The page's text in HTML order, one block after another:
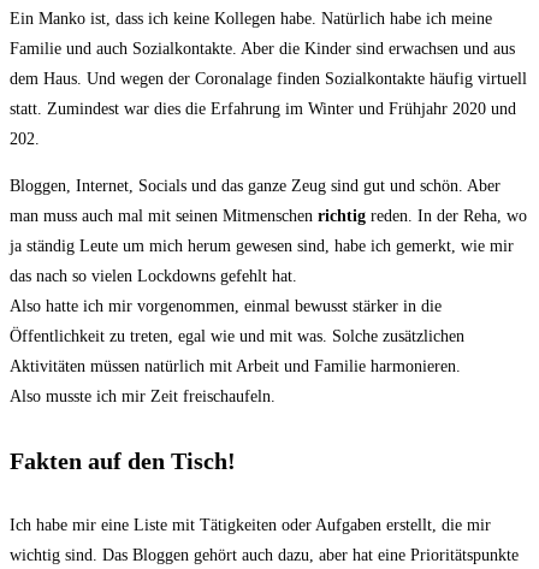
Ein Manko ist, dass ich keine Kollegen habe. Natürlich habe ich meine
Familie und auch Sozialkontakte. Aber die Kinder sind erwachsen und aus
dem Haus. Und wegen der Coronalage finden Sozialkontakte häufig virtuell
statt. Zumindest war dies die Erfahrung im Winter und Frühjahr 2020 und
202.
Bloggen, Internet, Socials und das ganze Zeug sind gut und schön. Aber
man muss auch mal mit seinen Mitmenschen richtig reden. In der Reha, wo
ja ständig Leute um mich herum gewesen sind, habe ich gemerkt, wie mir
das nach so vielen Lockdowns gefehlt hat.
Also hatte ich mir vorgenommen, einmal bewusst stärker in die
Öffentlichkeit zu treten, egal wie und mit was. Solche zusätzlichen
Aktivitäten müssen natürlich mit Arbeit und Familie harmonieren.
Also musste ich mir Zeit freischaufeln.
Fakten auf den Tisch!
Ich habe mir eine Liste mit Tätigkeiten oder Aufgaben erstellt, die mir
wichtig sind. Das Bloggen gehört auch dazu, aber hat eine Prioritätspunkte